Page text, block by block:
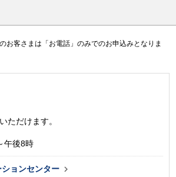
お客さまは「お電話」のみでのお申込みとなりま
ただけます。
午後8時
ションセンター 